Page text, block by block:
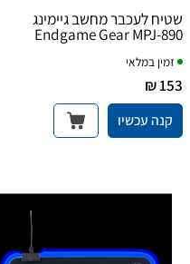
שטיח לעכבר מחשב גיימינג
Endgame Gear MPJ-890
זמין במלאי
153 ₪
קנה עכשיו